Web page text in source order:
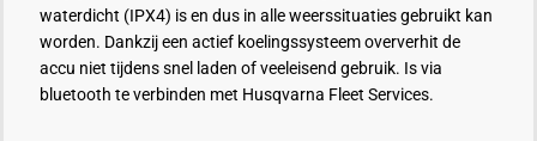
waterdicht (IPX4) is en dus in alle weerssituaties gebruikt kan
worden. Dankzij een actief koelingssysteem oververhit de
accu niet tijdens snel laden of veeleisend gebruik. Is via
bluetooth te verbinden met Husqvarna Fleet Services.